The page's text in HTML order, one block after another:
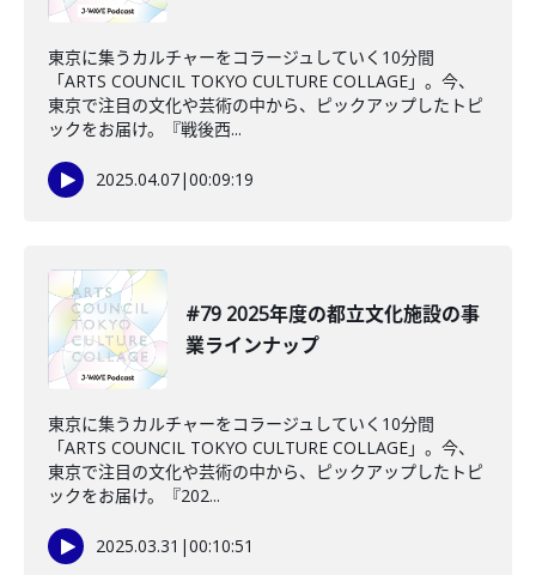
東京に集うカルチャーをコラージュしていく10分間
「ARTS COUNCIL TOKYO CULTURE COLLAGE」。今、
東京で注目の文化や芸術の中から、ピックアップしたトピ
ックをお届け。『戦後西...
2025.04.07|00:09:19
#79 2025年度の都立文化施設の事
業ラインナップ
東京に集うカルチャーをコラージュしていく10分間
「ARTS COUNCIL TOKYO CULTURE COLLAGE」。今、
東京で注目の文化や芸術の中から、ピックアップしたトピ
ックをお届け。『202...
2025.03.31 |00:10:51